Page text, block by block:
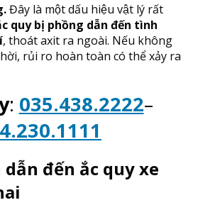
Đây là một dấu hiệu vật lý rất
quy bị phồng dẫn đến tình
, thoát axit ra ngoài. Nếu không
rủi ro hoàn toàn có thể xảy ra
: 035.438.2222–
đến ắc quy xe